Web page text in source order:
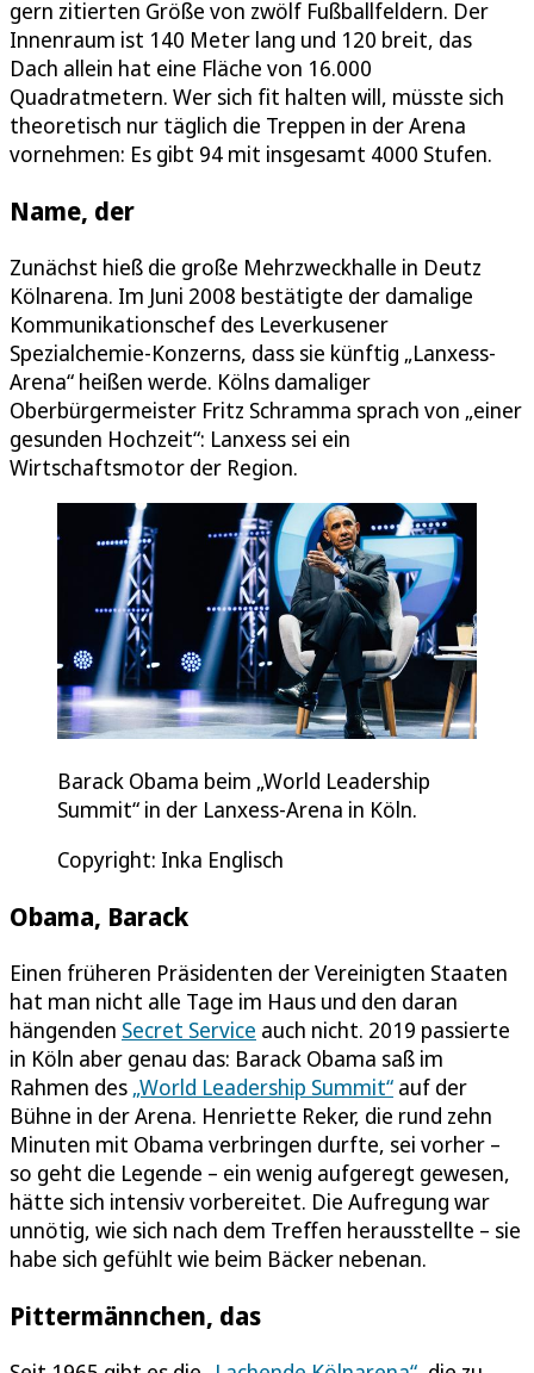
gern zitierten Größe von zwölf Fußballfeldern. Der
Innenraum ist 140 Meter lang und 120 breit, das
Dach allein hat eine Fläche von 16.000
Quadratmetern. Wer sich fit halten will, müsste sich
theoretisch nur täglich die Treppen in der Arena
vornehmen: Es gibt 94 mit insgesamt 4000 Stufen.
Name, der
Zunächst hieß die große Mehrzweckhalle in Deutz
Kölnarena. Im Juni 2008 bestätigte der damalige
Kommunikationschef des Leverkusener
Spezialchemie-Konzerns, dass sie künftig „Lanxess-
Arena“ heißen werde. Kölns damaliger
Oberbürgermeister Fritz Schramma sprach von „einer
gesunden Hochzeit“: Lanxess sei ein
Wirtschaftsmotor der Region.
Barack Obama beim „World Leadership
Summit“ in der Lanxess-Arena in Köln.
Copyright: Inka Englisch
Obama, Barack
Einen früheren Präsidenten der Vereinigten Staaten
hat man nicht alle Tage im Haus und den daran
hängenden Secret Service auch nicht. 2019 passierte
in Köln aber genau das: Barack Obama saß im
Rahmen des „World Leadership Summit“ auf der
Bühne in der Arena. Henriette Reker, die rund zehn
Minuten mit Obama verbringen durfte, sei vorher –
so geht die Legende – ein wenig aufgeregt gewesen,
hätte sich intensiv vorbereitet. Die Aufregung war
unnötig, wie sich nach dem Treffen herausstellte – sie
habe sich gefühlt wie beim Bäcker nebenan.
Pittermännchen, das